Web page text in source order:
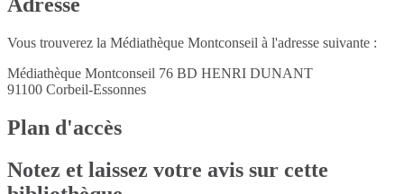
Vous trouverez la Médiathèque Montconseil à l'adresse suivante :
Médiathèque Montconseil 76 BD HENRI DUNANT
91100 Corbeil-Essonnes
Plan d'accès
Notez et laissez votre avis sur cette